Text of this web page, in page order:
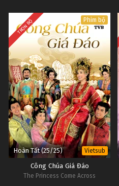
TRỌN BỘ Phim bộ
Hoàn Tất (25/25) Vietsub
Công Chúa Giá Đáo
The Princess Come Across